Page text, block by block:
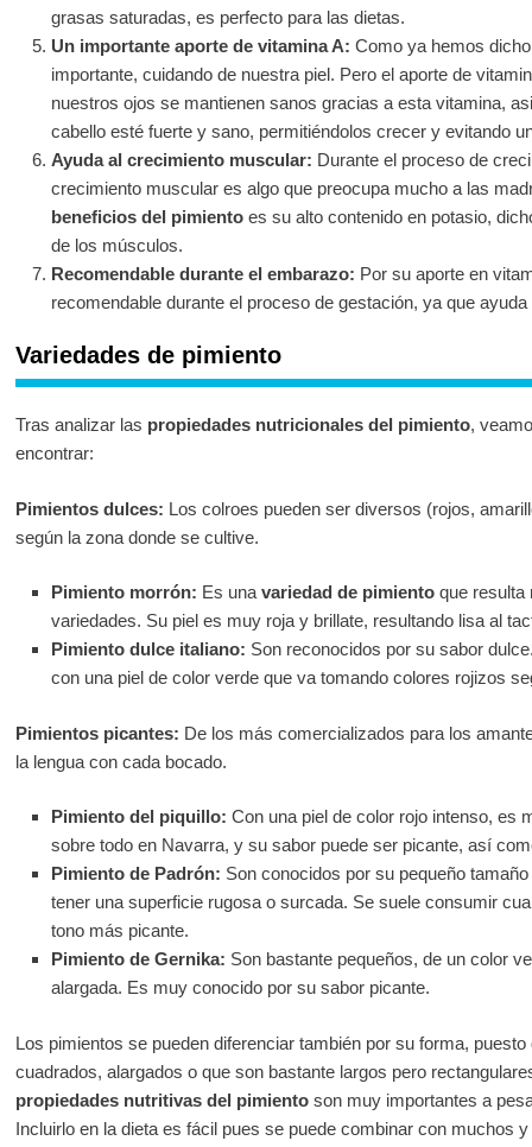
grasas saturadas, es perfecto para las dietas.
Un importante aporte de vitamina A: Como ya hemos
importante, cuidando de nuestra piel. Pero el aporte de
nuestros ojos se mantienen sanos gracias a esta vitamina,
cabello esté fuerte y sano, permitiéndolos crecer y evitando
Ayuda al crecimiento muscular: Durante el proceso de
crecimiento muscular es algo que preocupa mucho a las
beneficios del pimientoes su alto contenido en potasio,
de los músculos.
Recomendable durante el embarazo: Por su aporte en
recomendable durante el proceso de gestación, ya que
Variedades de pimiento
Tras analizar las propiedades nutricionales del pimiento,
encontrar:
Pimientos dulces: Los colroes pueden ser diversos (rojos,
según la zona donde se cultive.
Pimiento morrón: Es una variedad de pimientoque resulta
variedades. Su piel es muy roja y brillate, resultando lisa al
Pimiento dulce italiano: Son reconocidos por su sabor
con una piel de color verde que va tomando colores rojizos
Pimientos picantes: De los más comercializados para los
la lengua con cada bocado.
Pimiento del piquillo: Con una piel de color rojo intenso, es
sobre todo en Navarra, y su sabor puede ser picante, así
Pimiento de Padrón: Son conocidos por su pequeño
tener una superficie rugosa o surcada. Se suele consumir
tono más picante.
Pimiento de Gernika: Son bastante pequeños, de un color
alargada. Es muy conocido por su sabor picante.
Los pimientos se pueden diferenciar también por su forma,
cuadrados, alargados o que son bastante largos pero
propiedades nutritivas del pimientoson muy importantes a
Incluirlo en la dieta es fácil pues se puede combinar con muchos